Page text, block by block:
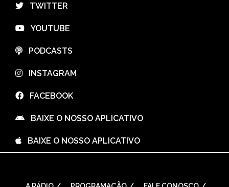
⠀TWITTER
⠀YOUTUBE
⠀PODCASTS
⠀INSTAGRAM
⠀FACEBOOK
⠀BAIXE O NOSSO APLICATIVO
⠀BAIXE O NOSSO APLICATIVO